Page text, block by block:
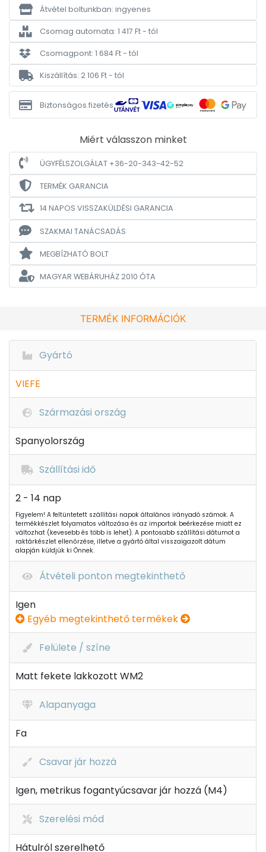
Átvétel boltunkban: ingyenes
Csomag automata: 1 417 Ft - tól
Csomagpont: 1 684 Ft - tól
Kiszállítás: 2 106 Ft - tól
Biztonságos fizetés
Miért válasszon minket
ÜGYFÉLSZOLGÁLAT +36-20-343-42-52
TERMÉK GARANCIA
14 NAPOS VISSZAKÜLDÉSI GARANCIA
SZAKMAI TANÁCSADÁS
MEGBÍZHATÓ BOLT
MAGYAR WEBÁRUHÁZ2010 ÓTA
TERMÉK INFORMÁCIÓK
Gyártó
VIEFE
Származási ország
Spanyolország
Szállítási idő
2 - 14 nap
Figyelem! A feltüntetett szállítási napok általános irányadó számok. A
termékkészlet folyamatos változása és az importok beérkezése miatt ez
változhat (kevesebb és több is lehet). A pontosabb szállítási dátumot a
raktárkészlet ellenőrzése, illetve a gyártó által visszaigazolt dátum
alapján küldjük ki Önnek.
Átvételi ponton megtekinthető
Igen
Egyéb megtekinthető termékek
Felülete / színe
Matt fekete lakkozott WM2
Alapanyaga
Fa
Csavar jár hozzá
Igen, metrikus fogantyúcsavar jár hozzá (M4)
Szerelési mód
Hátulról szerelhető